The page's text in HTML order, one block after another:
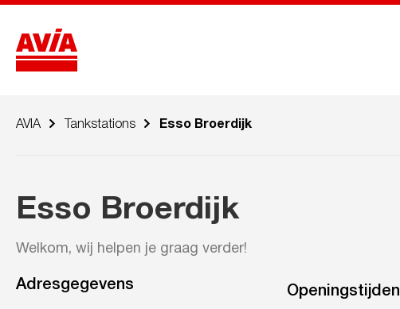
AVIA Tankstations Esso Broerdijk
Esso Broerdijk
Welkom, wij helpen je graag verder!
Adresgegevens Openingstijden